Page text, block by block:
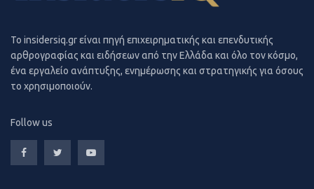
στην ένδυση και υπόδηση (4,8%) καθώς και στις
περισσότερες κατηγορίες των τροφίμων.
To insidersiq.gr είναι πηγή επιχειρηματικής και επενδυτικής
αρθρογραφίας και ειδήσεων από την Ελλάδα και όλο τον κόσμο,
ένα εργαλείο ανάπτυξης, ενημέρωσης και στρατηγικής για όσους
το χρησιμοποιούν.
Follow us